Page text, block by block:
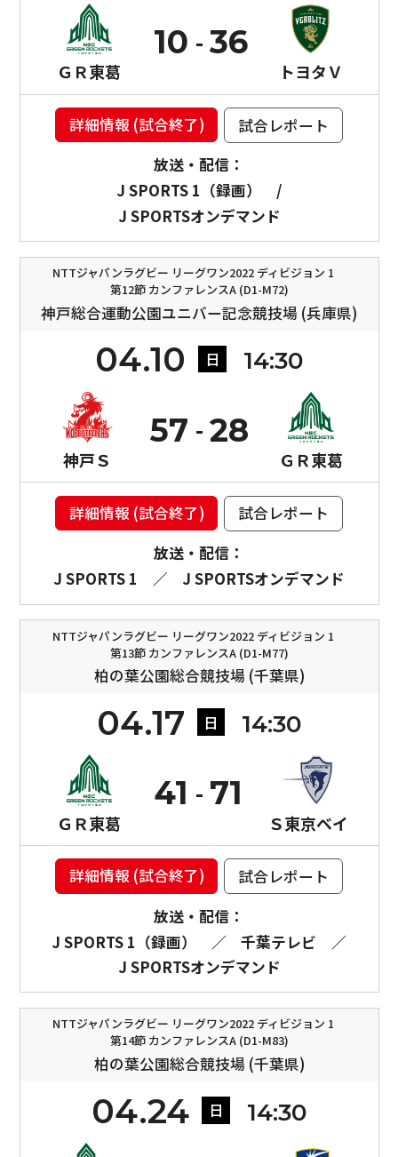
ＧＲ東葛
10
トヨタＶ
36
詳細情報 (試合終了)
試合レポート
放送・配信：
J SPORTS 1（録画）
/
J SPORTSオンデマンド
NTTジャパンラグビー リーグワン2022 ディビジョン 1
第12節 カンファレンスA (D1-M72)
神戸総合運動公園ユニバー記念競技場 (兵庫県)
04.10 日 14:30
神戸Ｓ
57
ＧＲ東葛
28
詳細情報 (試合終了)
試合レポート
放送・配信：
J SPORTS 1
／ J SPORTSオンデマンド
NTTジャパンラグビー リーグワン2022 ディビジョン 1
第13節 カンファレンスA (D1-M77)
柏の葉公園総合競技場 (千葉県)
04.17 日 14:30
ＧＲ東葛
41
Ｓ東京ベイ
71
詳細情報 (試合終了)
試合レポート
放送・配信：
J SPORTS 1（録画）
／ 千葉テレビ
／
J SPORTSオンデマンド
NTTジャパンラグビー リーグワン2022 ディビジョン 1
第14節 カンファレンスA (D1-M83)
柏の葉公園総合競技場 (千葉県)
04.24 日 14:30